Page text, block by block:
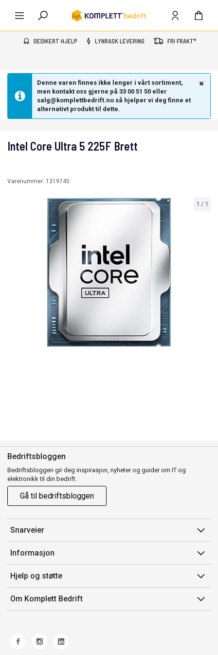
DEDIKERT HJELP LYNRASK LEVERING FRI FRAKT*
Denne varen finnes ikke lenger i vårt sortiment,
men kontakt oss gjerne på 33 00 51 50 eller
salg@komplettbedrift.no så hjelper vi deg finne et
alternativt produkt til dette.
1 / 1
Intel Core Ultra 5 225F Brett
Varenummer: 1319745
Bedriftsbloggen
Bedriftsbloggen gir deg inspirasjon, nyheter og guider om IT og
elektronikk til din bedrift.
Gå til bedriftsbloggen
Snarveier
Min side
Ordreoversikt
Mine produkter
Informasjon
Salgsbetingelser
Avtalevilkår for Komplett Bedrift Pluss
Produsenter
Hjelp og støtte
Kontakt oss
Retur
Ofte stilte spørsmål
Om Komplett Bedrift